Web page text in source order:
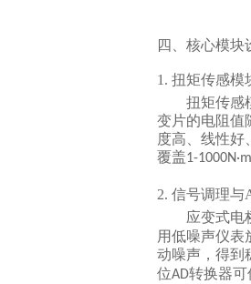
四、核心模块
1. 扭矩传感模
扭矩传感
变片的电阻值
度高、线性好
覆盖1-1000N·m
2. 信号调理与
应变式电
用低噪声仪表
动噪声，得到
位AD转换器可